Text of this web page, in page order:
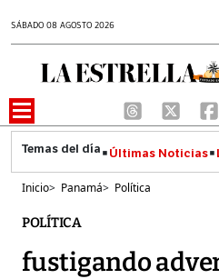
SÁBADO 08 AGOSTO 2026
Últimas Noticias
Inicio> Panamá> Política
POLÍTICA
fustigando